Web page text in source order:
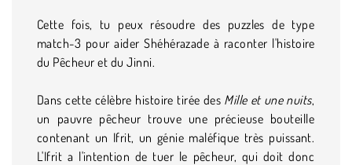
Cette fois, tu peux résoudre des puzzles de type
match-3 pour aider Shéhérazade à raconter l'histoire
du Pêcheur et du Jinni.
Dans cette célèbre histoire tirée des Mille et une nuits,
un pauvre pêcheur trouve une précieuse bouteille
contenant un Ifrit, un génie maléfique très puissant.
L'Ifrit a l'intention de tuer le pêcheur, qui doit donc